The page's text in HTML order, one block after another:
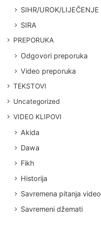
SIHR/UROK/LIJEČENJE
SIRA
PREPORUKA
Odgovori preporuka
Video preporuka
TEKSTOVI
Uncategorized
VIDEO KLIPOVI
Akida
Dawa
Fikh
Historija
Savremena pitanja video
Savremeni džemati